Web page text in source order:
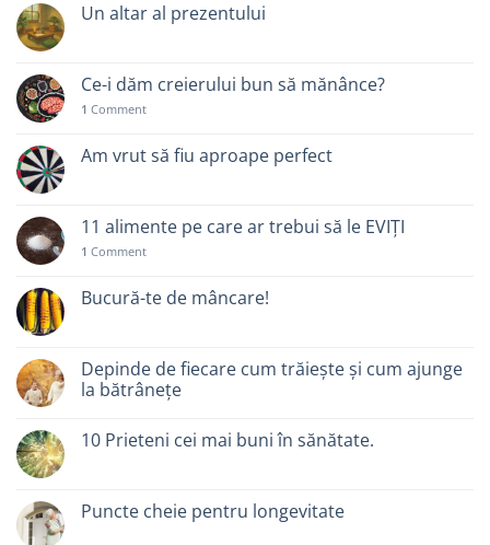
Un altar al prezentului
Ce-i dăm creierului bun să mănânce?
1 Comment
Am vrut să fiu aproape perfect
11 alimente pe care ar trebui să le EVIȚI
1 Comment
Bucură-te de mâncare!
Depinde de fiecare cum trăiește și cum ajunge
la bătrânețe
10 Prieteni cei mai buni în sănătate.
Puncte cheie pentru longevitate